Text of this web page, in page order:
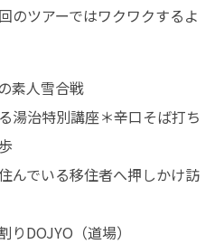
のツアーではワクワクするよ
素人雪合戦
湯治特別講座＊辛口そば打ち
んでいる移住者へ押しかけ訪
DOJYO（道場）